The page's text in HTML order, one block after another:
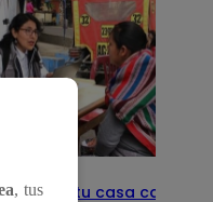
tu DNI si tu casa califica
, tus